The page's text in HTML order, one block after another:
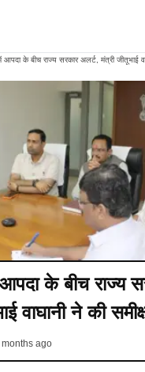
आपदा के बीच राज्य सरकार अलर्ट, मंत्री जीतूभाई
आपदा के बीच राज्य
वाघानी ने की
ago